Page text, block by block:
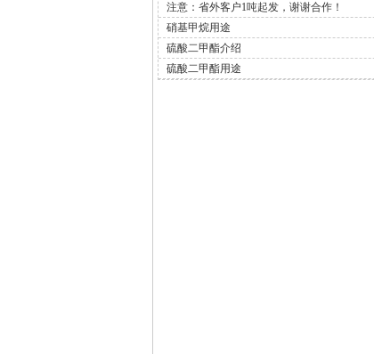
注意：省外客户1吨起发，谢谢合作！
硝基甲烷用途
硫酸二甲酯介绍
硫酸二甲酯用途